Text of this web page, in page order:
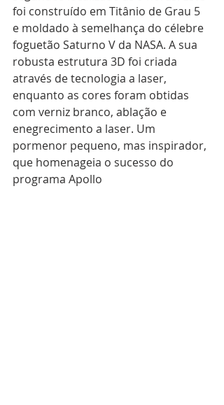
foi construído em Titânio de Grau 5
e moldado à semelhança do célebre
foguetão Saturno V da NASA. A sua
robusta estrutura 3D foi criada
através de tecnologia a laser,
enquanto as cores foram obtidas
com verniz branco, ablação e
enegrecimento a laser. Um
pormenor pequeno, mas inspirador,
que homenageia o sucesso do
programa Apollo